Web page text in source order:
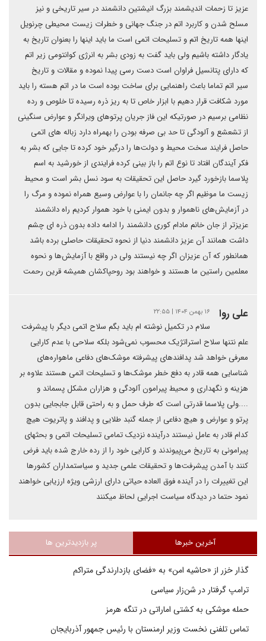
عزیز تا زحمات اندیشمند بزرگ انیشتین دانشمند در سیر تاریخی و نیز
مسلح شدن و کاربرد اتم در جنگ جهانی و خطرات زیست محیطی چرنویل
اینها همه تاریخ اتم و تسلیحات اتمی است ما باید اینها را بعنوان تاریخ به
یادگار داشته باشیم ولی باید گفت به زودی بشر به انرژی کوانتومی زیر اتم
که دارای پتانسیل فراوان است دست رسی پیدا نموده و مقالات و تاریخ
سیر اتم تماما باعث راهنمایی برای ساخت بوده است ما در اتم هسته را باید
مورد شکافت قرار دهیم با ابزار خاص تا به ریز ذره رسیده تا خلوص و رده
نظامی برسیم در صورتیکه این فاز جریان پرتوهای ویرانگر و عوارض سنگینی
از تشعشع و آلودگی تا حد بی صرفه بودن را بهمراه دارد زباله های اتمی
حاصل فرایند سخت محیط و دولت‌ها را درگیر خود کرده تا جایی که بشر به
فکر آیندگان افتاد تا نوع اتم را باز بینی کرده فرایندی از خورشید به اسم
پلاسما بازخورد گیرد حاصل این تحقیقات به سود نسل بشر است و محیط
زیست ما موظیم اگر چه جانمان را با عوارض وسیع همراه نموده و مرگ را
در آزمایش‌های ناهموار و بدون ایمنی با خود هموار کردیم راه دانشمند
عزیزتر از جان خانم مادام کوری دانشمند را ادامه داده بدون ذره ای چشم
داشت همانند آن عزیز دانشمند دنیا از نحوه تحقیقات حاصلی برده باشد
همانطور که آن عزیزان اگر چه نیستند ولی در واقع با آزمایش‌ها و نحوه
معلمین راستین ما هستند و خواهند بود روحپاکشان همیشه قرین رحمت
علی روا ۱۶ بهمن ۱۴۰۴ | ۲۲:۵۵
سلام در تکمیل نوشته ام باید بگم سلاح اتمی دیگر با پیشرفت
علم نتنها سلاح استراتژیک محسوب نمی‌شود بلکه سلاحی با عدم کارایی
معرفی خواهد شد پدافندهای پیشرفته موشک‌های دفاعی ماهواره‌های
شناسایی همه قادر به دفع خطر موشک‌ها و تسلیحات اتمی هستند علاوه بر
هزینه و نگهداری و محیط پیرامون آلودگی و هزاران مشکل پسماند و
....ولی پلاسما قدرتی است که طرف حمل و به راحتی قابل جابجایی بدون
پرتو و عوارض و هیچ دفاعی از جمله گنبد طلایی و پدافند و پاتریوت هیچ
کدام قادر به عامل نیستند درآینده نزدیک تمامی تسلیحات اتمی و بحثهای
پیرامونی به تاریخ می‌پیوندند و کارایی خود را از رده خارج شده باید فرض
کنند با آمدن پیشرفت‌ها و تحقیقات علمی جدید و سیاستمداران کشورها
این تغییرات را در آینده فوق العاده حیاتی دارای ارزشی ویژه ارزیابی خواهند
نمود حتما در دیدگاه سیاست اجرایی لحاظ میکنند
آخرین خبرها پر بازدیدترین ها
گذار خزر از «حاشیه امن» به «فضای بازدارندگی متراکم
ترامپ گرفتار در شن‌زار سیاسی
حمله موشکی به کشتی اماراتی در تنگه هرمز
تماس تلفنی نخست وزیر ارمنستان با رئیس جمهور آذربایجان